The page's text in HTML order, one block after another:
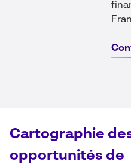
Cartographie
opportunités de